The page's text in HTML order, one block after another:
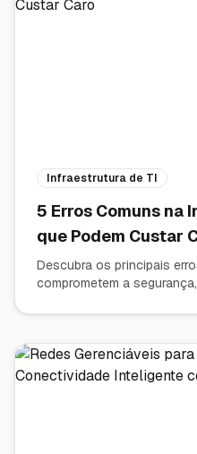
Infraestrutura de TI
5 Erros Comuns na
que Podem Custar
Descubra os principais
comprometem a